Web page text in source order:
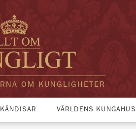
OM KUNGLIGHETER
KÄNDISAR VÄRLDENS KUNGAHUS